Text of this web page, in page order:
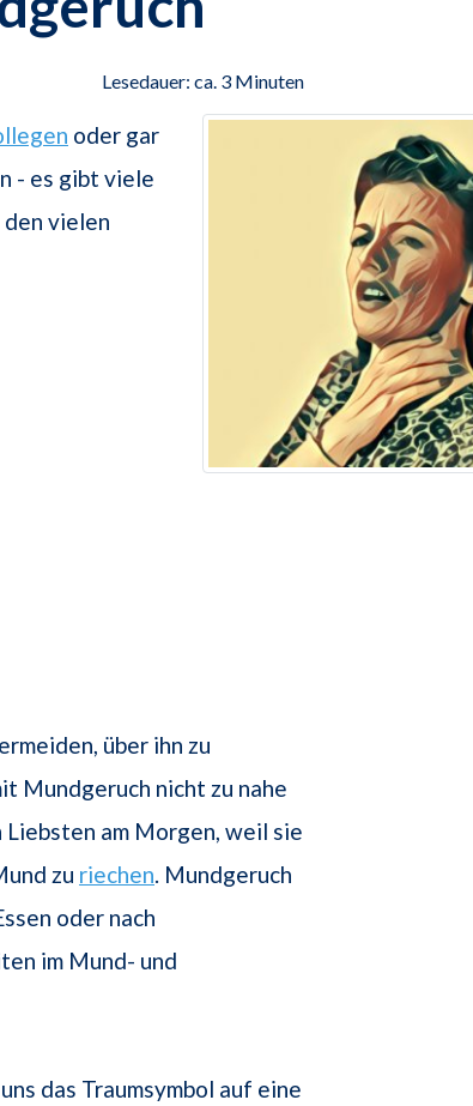
Lesedauer: ca. 3 Minuten
oder gar
- es gibt viele
vielen
über ihn zu
Mundgeruch nicht zu nahe
Liebsten am Morgen, weil sie
zu riechen. Mundgeruch
oder nach
im Mund- und
das Traumsymbol auf eine